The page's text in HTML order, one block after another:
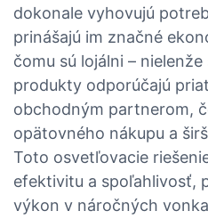
dokonale vyhovujú
prinášajú im značné
čomu sú lojálni –
produkty odporúčajú
obchodným partnerom,
opätovného nákupu a
Toto osvetľovacie
efektivitu a spoľahlivosť,
výkon v náročných